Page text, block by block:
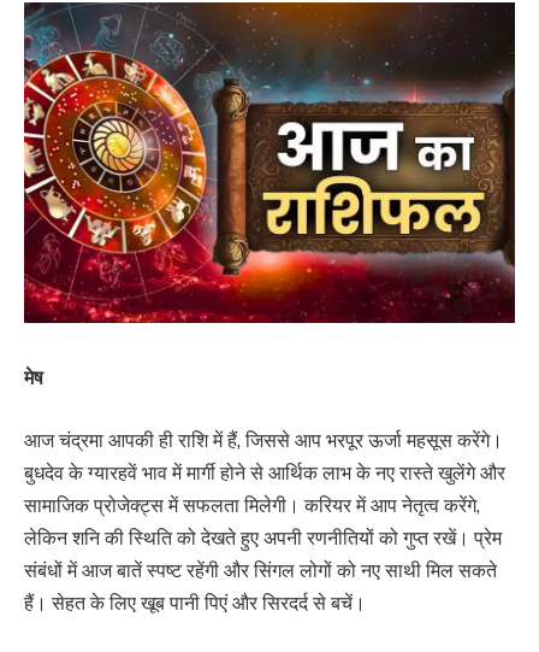
मेष
आज चंद्रमा आपकी ही राशि में हैं, जिससे आप भरपूर ऊर्जा महसूस करेंगे।
बुधदेव के ग्यारहवें भाव में मार्गी होने से आर्थिक लाभ के नए रास्ते खुलेंगे और
सामाजिक प्रोजेक्ट्स में सफलता मिलेगी। करियर में आप नेतृत्व करेंगे,
लेकिन शनि की स्थिति को देखते हुए अपनी रणनीतियों को गुप्त रखें। प्रेम
संबंधों में आज बातें स्पष्ट रहेंगी और सिंगल लोगों को नए साथी मिल सकते
हैं। सेहत के लिए खूब पानी पिएं और सिरदर्द से बचें।